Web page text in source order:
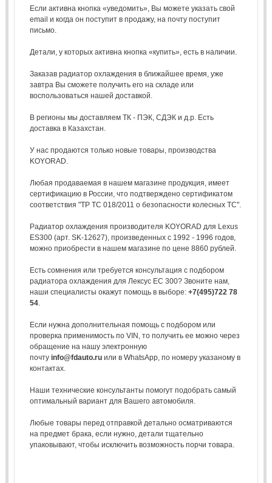
Если активна кнопка «уведомить», Вы можете указать свой
email и когда он поступит в продажу, на почту поступит
письмо.
Детали, у которых активна кнопка «купить», есть в наличии.
Заказав радиатор охлаждения в ближайшее время, уже
завтра Вы сможете получить его на складе или
воспользоваться нашей доставкой.
В регионы мы доставляем ТК - ПЭК, СДЭК и д.р. Есть
доставка в Казахстан.
У нас продаются только новые товары, производства
KOYORAD.
Любая продаваемая в нашем магазине продукция, имеет
сертификацию в России, что подтверждено сертификатом
соответствия "ТР ТС 018/2011 о безопасности колесных ТС".
Радиатор охлаждения производителя KOYORAD для Lexus
ES300 (арт. SK-12627), произведенных с 1992 - 1996 годов,
можно приобрести в нашем магазине по цене 8860 рублей.
Есть сомнения или требуется консультация с подбором
радиатора охлаждения для Лексус ЕС 300? Звоните нам,
наши специалисты окажут помощь в выборе: +7(495)722 78
54.
Если нужна дополнительная помощь с подбором или
проверка применимость по VIN, то получить ее можно через
обращение на нашу электронную
почту info@fdauto.ruили в WhatsApp, по номеру указаному в
контактах.
Наши технические консультанты помогут подобрать самый
оптимальный вариант для Вашего автомобиля.
Любые товары перед отправкой детально осматриваются
на предмет брака, если нужно, детали тщательно
упаковывают, чтобы исключить возможность порчи товара.